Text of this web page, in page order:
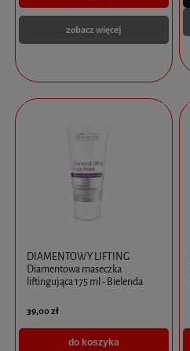
zobacz więcej
DIAMENTOWY LIFTING
Diamentowa maseczka
liftingująca 175 ml - Bielenda
39,00 zł
do koszyka